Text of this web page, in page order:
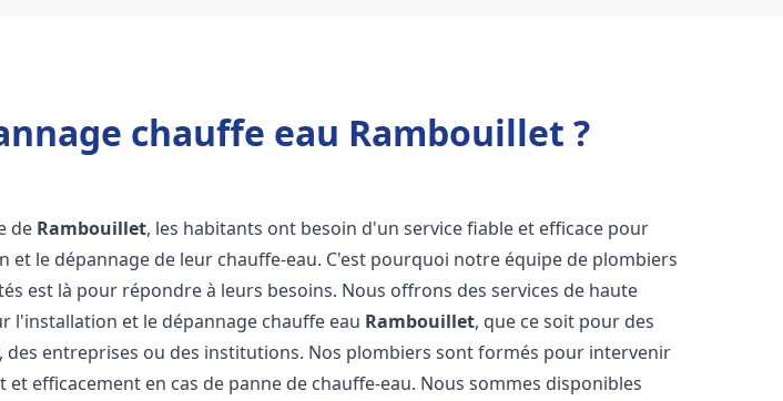
chauffe eau Rambouillet ?
de Rambouillet, les habitants ont besoin d'un service fiable et efficace pour
et le dépannage de leur chauffe-eau. C'est pourquoi notre équipe de plombiers
est là pour répondre à leurs besoins. Nous offrons des services de haute
l'installation et le dépannage chauffe eau Rambouillet, que ce soit pour des
des entreprises ou des institutions. Nos plombiers sont formés pour intervenir
et efficacement en cas de panne de chauffe-eau. Nous sommes disponibles